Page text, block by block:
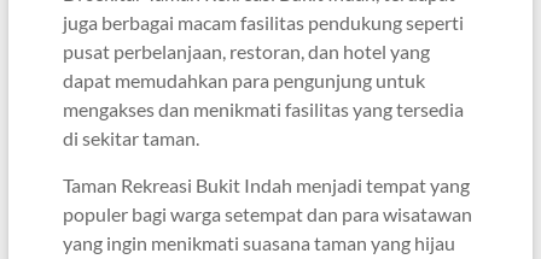
juga berbagai macam fasilitas pendukung seperti
pusat perbelanjaan, restoran, dan hotel yang
dapat memudahkan para pengunjung untuk
mengakses dan menikmati fasilitas yang tersedia
di sekitar taman.
Taman Rekreasi Bukit Indah menjadi tempat yang
populer bagi warga setempat dan para wisatawan
yang ingin menikmati suasana taman yang hijau